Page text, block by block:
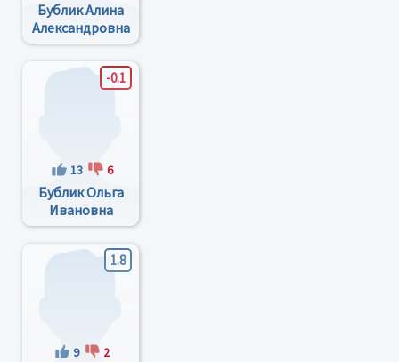
Бублик Алина
Александровна
-0.1
13 6
Бублик Ольга
Ивановна
1.8
9 2